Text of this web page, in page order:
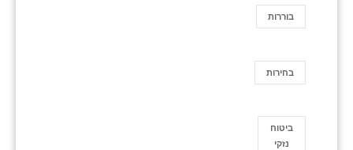
בוררות
בחירות
ביטוח
נזקי